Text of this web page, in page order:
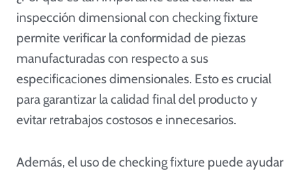
inspección dimensional con checking fixture
permite verificar la conformidad de piezas
manufacturadas con respecto a sus
especificaciones dimensionales. Esto es crucial
para garantizar la calidad final del producto y
evitar retrabajos costosos e innecesarios.
Además, el uso de checking fixture puede ayudar